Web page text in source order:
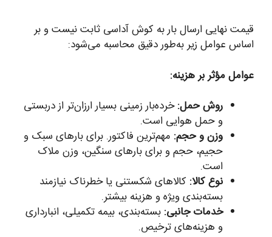
قیمت نهایی ارسال بار به کوش آداسی ثابت نیست و بر
اساس عوامل زیر به‌طور دقیق محاسبه می‌شود:
عوامل مؤثر بر هزینه:
روش حمل:خرده‌بار زمینی بسیار ارزان‌تر از دربستی
و حمل هوایی است.
وزن و حجم: مهم‌ترین فاکتور. برای بارهای سبک و
حجیم، حجم و برای بارهای سنگین، وزن ملاک
است.
نوع کالا: کالاهای شکستنی یا خطرناک نیازمند
بسته‌بندی ویژه و هزینه بیشتر.
خدمات جانبی: بسته‌بندی، بیمه تکمیلی، انبارداری
و هزینه‌های ترخیص.